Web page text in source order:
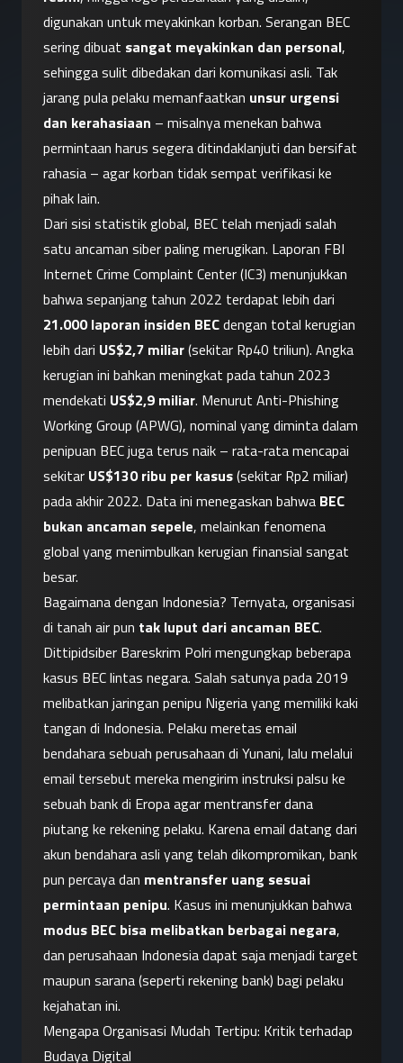
digunakan untuk meyakinkan korban. Serangan BEC
sering dibuat sangat meyakinkan dan personal,
sehingga sulit dibedakan dari komunikasi asli. Tak
jarang pula pelaku memanfaatkan unsur urgensi
dan kerahasiaan – misalnya menekan bahwa
permintaan harus segera ditindaklanjuti dan bersifat
rahasia – agar korban tidak sempat verifikasi ke
pihak lain.
Dari sisi statistik global, BEC telah menjadi salah
satu ancaman siber paling merugikan. Laporan FBI
Internet Crime Complaint Center (IC3) menunjukkan
21.000 laporan insiden BEC dengan total kerugian
lebih dari US$2,7 miliar (sekitar Rp40 triliun). Angka
kerugian ini bahkan meningkat pada tahun 2023
mendekati US$2,9 miliar. Menurut Anti-Phishing
Working Group (APWG), nominal yang diminta dalam
penipuan BEC juga terus naik – rata-rata mencapai
sekitar US$130 ribu per kasus (sekitar Rp2 miliar)
pada akhir 2022. Data ini menegaskan bahwa BEC
bukan ancaman sepele, melainkan fenomena
global yang menimbulkan kerugian finansial sangat
besar.
Bagaimana dengan Indonesia? Ternyata, organisasi
di tanah air pun tak luput dari ancaman BEC.
Dittipidsiber Bareskrim Polri mengungkap beberapa
kasus BEC lintas negara. Salah satunya pada 2019
melibatkan jaringan penipu Nigeria yang memiliki kaki
tangan di Indonesia. Pelaku meretas email
bendahara sebuah perusahaan di Yunani, lalu melalui
email tersebut mereka mengirim instruksi palsu ke
sebuah bank di Eropa agar mentransfer dana
piutang ke rekening pelaku. Karena email datang dari
akun bendahara asli yang telah dikompromikan, bank
pun percaya dan mentransfer uang sesuai
permintaan penipu
modus BEC bisa melibatkan berbagai negara,
dan perusahaan Indonesia dapat saja menjadi target
maupun sarana (seperti rekening bank) bagi pelaku
kejahatan ini.
Mengapa Organisasi Mudah Tertipu: Kritik terhadap
Budaya Digital